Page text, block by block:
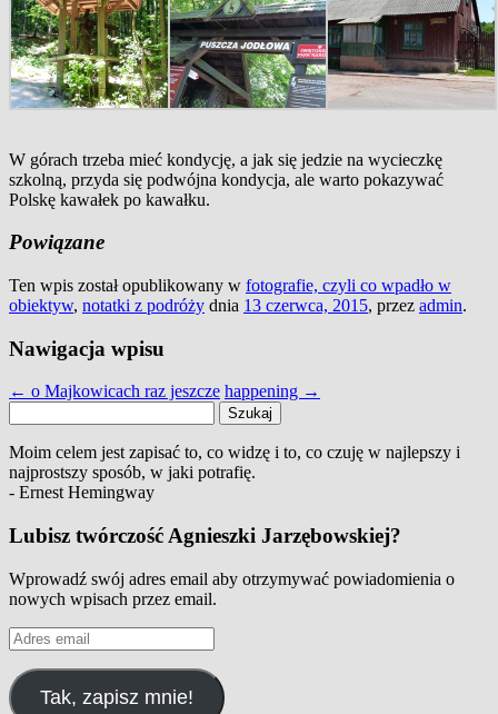
W górach trzeba mieć kondycję, a jak się jedzie na wycieczkę
szkolną, przyda się podwójna kondycja, ale warto pokazywać
Polskę kawałek po kawałku.
Powiązane
Ten wpis został opublikowany w fotografie, czyli co wpadło w
obiektyw, notatki z podróży dnia 13 czerwca, 2015, przez admin.
Nawigacja wpisu
← o Majkowicach raz jeszcze happening →
Moim celem jest zapisać to, co widzę i to, co czuję w najlepszy i
najprostszy sposób, w jaki potrafię.
- Ernest Hemingway
Lubisz twórczość Agnieszki Jarzębowskiej?
Wprowadź swój adres email aby otrzymywać powiadomienia o
nowych wpisach przez email.
Adres
email
Tak, zapisz mnie!